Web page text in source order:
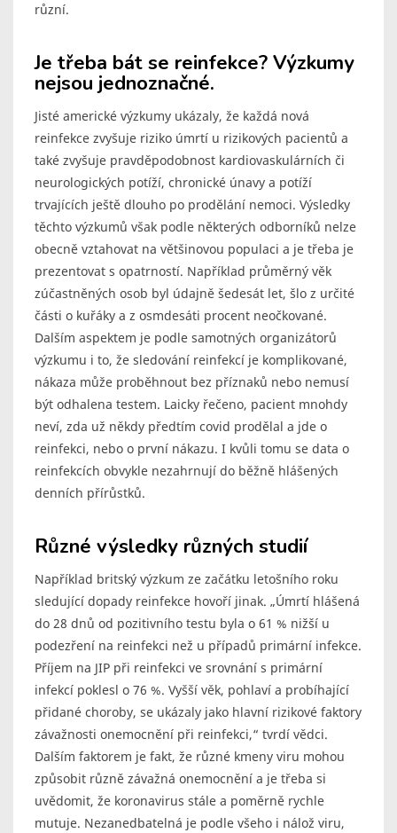
různí.
Je třeba bát se reinfekce? Výzkumy
nejsou jednoznačné.
Jisté americké výzkumy ukázaly, že každá nová
reinfekce zvyšuje riziko úmrtí u rizikových pacientů a
také zvyšuje pravděpodobnost kardiovaskulárních či
neurologických potíží, chronické únavy a potíží
trvajících ještě dlouho po prodělání nemoci. Výsledky
těchto výzkumů však podle některých odborníků nelze
obecně vztahovat na většinovou populaci a je třeba je
prezentovat s opatrností. Například průměrný věk
zúčastněných osob byl údajně šedesát let, šlo z určité
části o kuřáky a z osmdesáti procent neočkované.
Dalším aspektem je podle samotných organizátorů
výzkumu i to, že sledování reinfekcí je komplikované,
nákaza může proběhnout bez příznaků nebo nemusí
být odhalena testem. Laicky řečeno, pacient mnohdy
neví, zda už někdy předtím covid prodělal a jde o
reinfekci, nebo o první nákazu. I kvůli tomu se data o
reinfekcích obvykle nezahrnují do běžně hlášených
denních přírůstků.
Různé výsledky různých studií
Například britský výzkum ze začátku letošního roku
sledující dopady reinfekce hovoří jinak. „Úmrtí hlášená
do 28 dnů od pozitivního testu byla o 61 % nižší u
podezření na reinfekci než u případů primární infekce.
Příjem na JIP při reinfekci ve srovnání s primární
infekcí poklesl o 76 %. Vyšší věk, pohlaví a probíhající
přidané choroby, se ukázaly jako hlavní rizikové faktory
závažnosti onemocnění při reinfekci,“ tvrdí vědci.
Dalším faktorem je fakt, že různé kmeny viru mohou
způsobit různě závažná onemocnění a je třeba si
uvědomit, že koronavirus stále a poměrně rychle
mutuje. Nezanedbatelná je podle všeho i nálož viru,